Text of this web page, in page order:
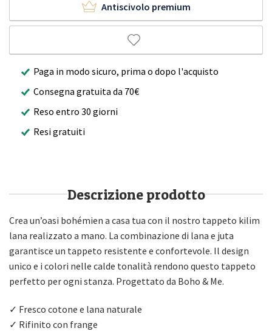
Antiscivolo premium
Paga in modo sicuro, prima o dopo l'acquisto
Consegna gratuita da 70€
Reso entro 30 giorni
Resi gratuiti
Descrizione prodotto
Crea un’oasi bohémien a casa tua con il nostro tappeto kilim
lana realizzato a mano. La combinazione di lana e juta
garantisce un tappeto resistente e confortevole. Il design
unico e i colori nelle calde tonalità rendono questo tappeto
perfetto per ogni stanza. Progettato da Boho & Me.
✓ Fresco cotone e lana naturale
✓ Rifinito con frange